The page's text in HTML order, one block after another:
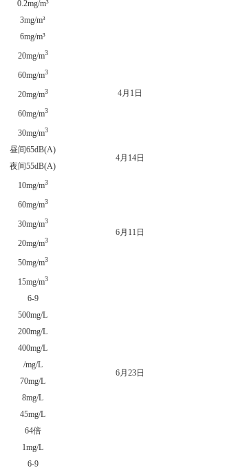
0.2mg/m³
3mg/m³
6mg/m³
20mg/m3
4月1日
60mg/m3
20mg/m3
60mg/m3
30mg/m3
昼间65dB(A)
4月14日
夜间55dB(A)
10mg/m3
6月11日
60mg/m3
30mg/m3
20mg/m3
50mg/m3
15mg/m3
6-9
6月23日
500mg/L
200mg/L
400mg/L
/mg/L
70mg/L
8mg/L
45mg/L
64倍
1mg/L
6-9